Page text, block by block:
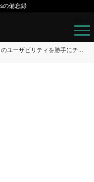
の備忘録
名刺アプリEight（エイト）のユーザビリティを勝手にチェック